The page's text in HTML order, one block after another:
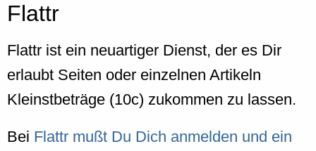
Flattr
Flattr ist ein neuartiger Dienst, der es Dir
erlaubt Seiten oder einzelnen Artikeln
Kleinstbeträge (10c) zukommen zu lassen.
Bei Flattr mußt Du Dich anmelden und ein
Home